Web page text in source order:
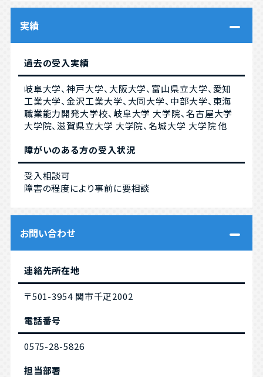
実績
過去の受入実績
岐阜大学、神戸大学、大阪大学、富山県立大学、愛知
工業大学、金沢工業大学、大同大学、中部大学、東海
職業能力開発大学校、岐阜大学 大学院、名古屋大学
大学院、滋賀県立大学 大学院、名城大学 大学院 他
障がいのある方の受入状況
受入相談可
障害の程度により事前に要相談
お問い合わせ
連絡先所在地
〒501-3954 関市千疋2002
電話番号
0575-28-5826
担当部署